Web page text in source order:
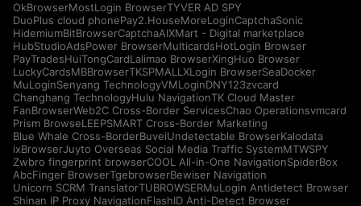
OkBrowserMostLogin BrowserTYVER AD SPY
DuoPlus cloud phonePay2.HouseMoreLoginCaptchaSonic
HidemiumBitBrowserCaptchaAIXMart - Digital marketplace
HubStudioAdsPower BrowserMulticardsHotLogin Browser
PayTradesHuiTongCardLalimao BrowserXingHuo Browser
LuckyCardsMBBrowserTKSPMALLXLogin BrowserSeaDocker
MuLoginSenyang TechnologyVMLoginDNY123zvcard
Changhang TechnologyHulu NavigationTK Cloud Master
FanBrowserWeb2C Cross-Border ServicesChao Operationsvmcard
Prism BrowseLEEPSMART Cross-Border Marketing
Blue Whale Cross-BorderBuveiUndetectable BrowserKalodata
ixBrowserJuyto Overseas Social Media Traffic SystemMTWSPY
Zwbro fingerprint browserCOOL All-in-One NavigationSpiderBox
AbcFinger BrowserTgebrowserBewiser Navigation
Unicorn SCRM TranslatorTUBROWSERMuLogin Antidetect Browser
Shinan IP Proxy NavigationFlashID Anti-Detect Browser